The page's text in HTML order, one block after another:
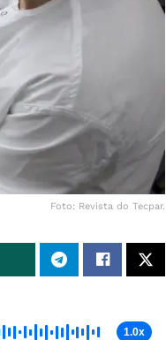
Foto: Revista do Tecpar.
1.0x